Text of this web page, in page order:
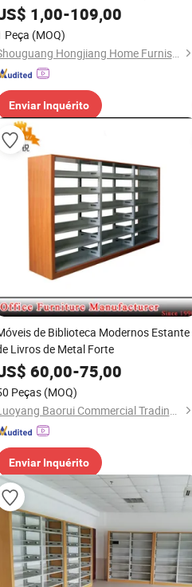
Pequena Prateleira de
em Camadas
1,00-109,00
Peça (MOQ)
Shouguang Hongjiang Home Furnishing Co., Ltd
Enviar Inquérito
de Biblioteca Modernos Estante
Livros de Metal Forte
60,00-75,00
Peças (MOQ)
Luoyang Baorui Commercial Trading Co., Ltd.
Enviar Inquérito